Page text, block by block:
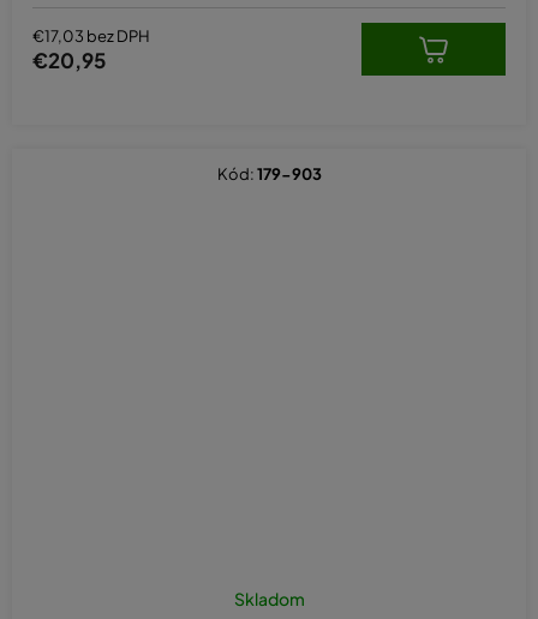
€17,03 bez DPH
€20,95
hodnotenie
Skladom
Kód:179-903